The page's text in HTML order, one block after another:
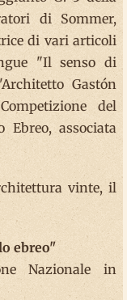
di Sommer,
di vari articoli
"Il senso di
Gastón
del
Ebreo, associata
vinte, il
ebreo"
Nazionale in